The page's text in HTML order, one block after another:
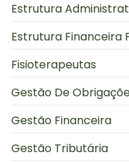
Estrutura
Estrutura Financeira
Fisioterapeutas
Gestão De
Gestão Financeira
Gestão Tributária